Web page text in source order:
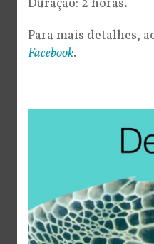
Duração: 2 horas.
Para mais detalhes,
Facebook.